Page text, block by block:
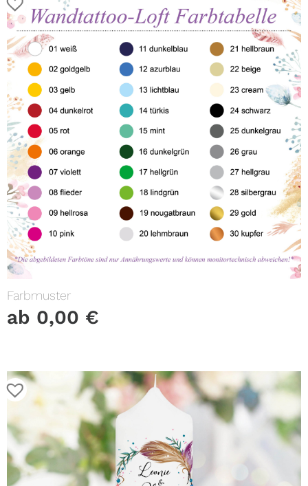
Farbmuster
ab 0,00 €